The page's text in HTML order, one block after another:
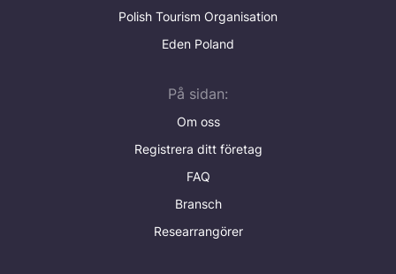
Polish Tourism Organisation
Eden Poland
På sidan:
Om oss
Registrera ditt företag
FAQ
Bransch
Researrangörer